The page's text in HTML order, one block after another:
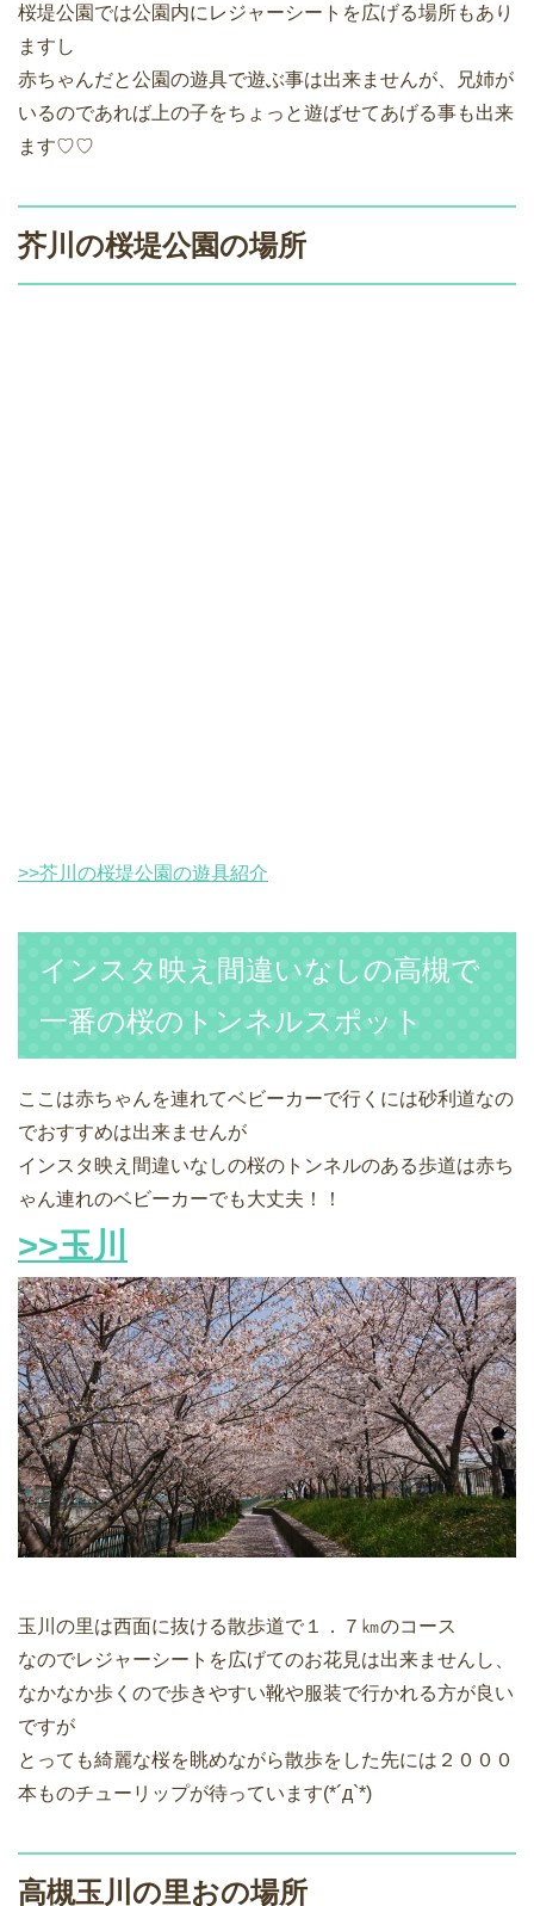
桜堤公園では公園内にレジャーシートを広げる場所もあり
ますし
赤ちゃんだと公園の遊具で遊ぶ事は出来ませんが、兄姉が
いるのであれば上の子をちょっと遊ばせてあげる事も出来
ます♡♡
芥川の桜堤公園の場所
>>芥川の桜堤公園の遊具紹介
インスタ映え間違いなしの高槻で
一番の桜のトンネルスポット
ここは赤ちゃんを連れてベビーカーで行くには砂利道なの
でおすすめは出来ませんが
インスタ映え間違いなしの桜のトンネルのある歩道は赤ち
ゃん連れのベビーカーでも大丈夫！！
>>玉川
玉川の里は西面に抜ける散歩道で１．７㎞のコース
なのでレジャーシートを広げてのお花見は出来ませんし、
なかなか歩くので歩きやすい靴や服装で行かれる方が良い
ですが
とっても綺麗な桜を眺めながら散歩をした先には２０００
本ものチューリップが待っています(*´д`*)
高槻玉川の里おの場所